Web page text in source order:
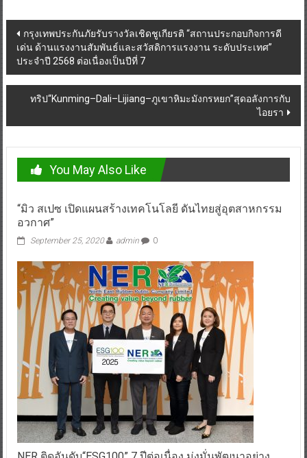
Post
navigation
กรุงเทพประกันภัยรับรางวัลเชิดชูเกียรติ “สถานประกอบกิจการดี
เด่น ด้านแรงงานสัมพันธ์และสวัสดิการแรงงาน ระดับประเทศ”
ประจำปี 2568 ต่อเนื่องเป็นปีที่ 7
ทริป“Kunming–Dali–Lijiang–ภูเขาหิมะมังกรหยก”สุดอลังการกับ
ไอยรา
You May Also Like
“มิว สเปซ เปิดแผนสร้างเทคโนโลยี ดันไทยสู่อุตสาหกรรม
อวกาศ”
September 25, 2020 admin 0